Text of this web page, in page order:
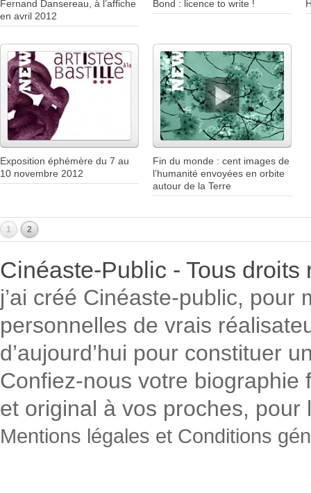
Fernand Dansereau, à l’affiche
en avril 2012
Bond : licence to write !
Exposition éphémère du 7 au
10 novembre 2012
Fin du monde : cent images de
l’humanité envoyées en orbite
autour de la Terre
1 2
Cinéaste-Public - Tous
j’ai créé Cinéaste-public,
personnelles de vrais
d’aujourd’hui pour constituer
Confiez-nous votre
et original à vos proches, pour
Mentions légales et Conditions